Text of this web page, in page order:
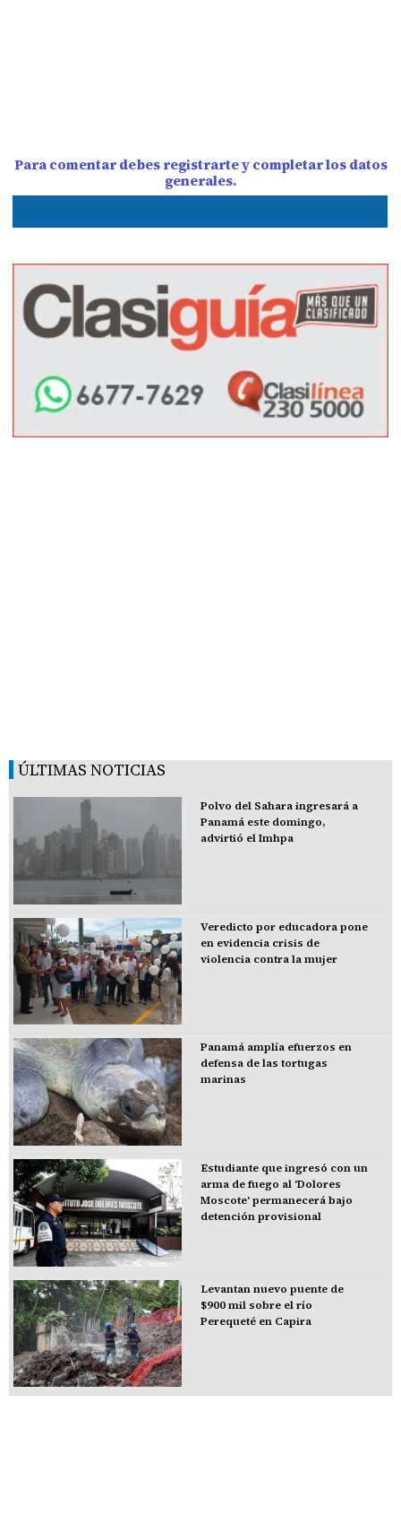
Para comentar debes registrarte y completar los datos
generales.
ÚLTIMAS NOTICIAS
Polvo del Sahara ingresará a
Panamá este domingo,
advirtió el Imhpa
Veredicto por educadora pone
en evidencia crisis de
violencia contra la mujer
Panamá amplía efuerzos en
defensa de las tortugas
marinas
Estudiante que ingresó con un
arma de fuego al 'Dolores
Moscote' permanecerá bajo
detención provisional
Levantan nuevo puente de
$900 mil sobre el río
Perequeté en Capira